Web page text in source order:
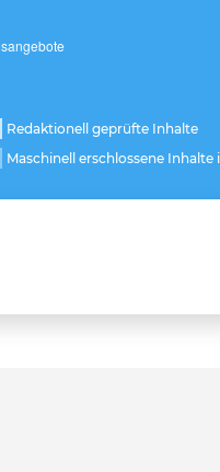
Redaktionell geprüfte Inhalte
Maschinell erschlossene Inhalte